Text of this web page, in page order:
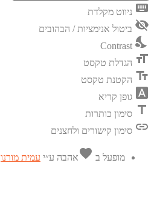
keyboard ניווט מקלדת
visibility_off ביטול אנימציות / הבהובים
nights_stay
Contrast
format_size הגדלת טקסט
text_fields הקטנת טקסט
font_download גופן קריא
title סימון כותרות
link סימון קישורים ולחצנים
מופעל ב favoriteאהבה ע״י עמית מורנו